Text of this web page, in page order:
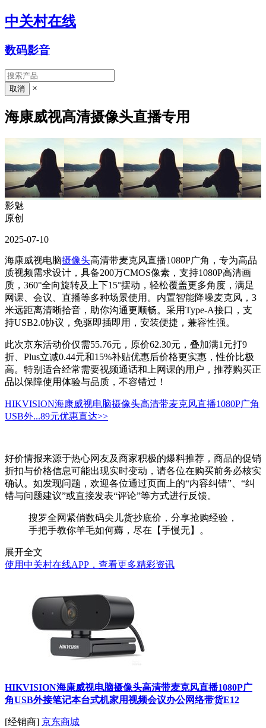
中关村在线
数码影音
×
海康威视高清摄像头直播专用
影魅
原创
2025-07-10
海康威视电脑摄像头高清带麦克风直播1080P广角，专为高品
质视频需求设计，具备200万CMOS像素，支持1080P高清画
质，360°全向旋转及上下15°摆动，轻松覆盖更多角度，满足
网课、会议、直播等多种场景使用。内置智能降噪麦克风，3
米远距离清晰拾音，助你沟通更顺畅。采用Type-A接口，支
持USB2.0协议，免驱即插即用，安装便捷，兼容性强。
此次京东活动价仅需55.76元，原价62.30元，叠加满1元打9
折、Plus立减0.44元和15%补贴优惠后价格更实惠，性价比极
高。特别适合经常需要视频通话和上网课的用户，推荐购买正
品以保障使用体验与品质，不容错过！
HIKVISION海康威视电脑摄像头高清带麦克风直播1080P广角
USB外...89元优惠直达>>
好价情报来源于热心网友及商家积极的爆料推荐，商品的促销
折扣与价格信息可能出现实时变动，请各位在购买前务必核实
确认。如发现问题，欢迎各位通过页面上的“内容纠错”、“纠
错与问题建议”或直接发表“评论”等方式进行反馈。
搜罗全网紧俏数码尖儿货抄底价，分享抢购经验，
手把手教你羊毛如何薅，尽在【手慢无】。
展开全文
使用中关村在线APP，查看更多精彩资讯
HIKVISION海康威视电脑摄像头高清带麦克风直播1080P广
角USB外接笔记本台式机家用视频会议办公网络带货E12
[经销商] 京东商城